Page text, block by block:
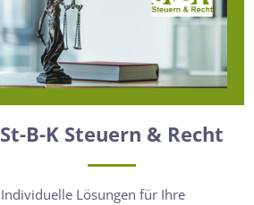
St-B-K Steuern & Recht
Individuelle Lösungen für Ihre